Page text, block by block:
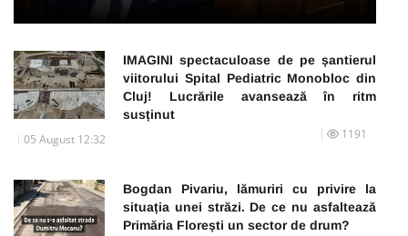
IMAGINI spectaculoase de pe șantierul
viitorului Spital Pediatric Monobloc din
Cluj! Lucrările avansează în ritm
susținut
05 August 12:32 1191
Bogdan Pivariu, lămuriri cu privire la
situația unei străzi. De ce nu asfaltează
Primăria Florești un sector de drum?